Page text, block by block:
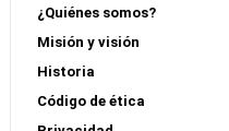
en
¿Quiénes somos?
Misión y visión
Historia
Código de ética